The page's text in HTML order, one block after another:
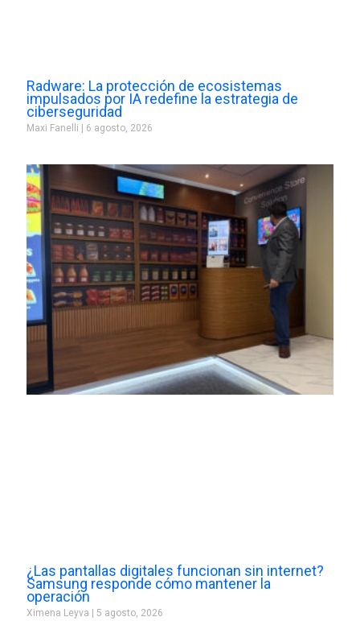
Radware: La protección de ecosistemas
impulsados por IA redefine la estrategia de
ciberseguridad
Maxi Fanelli 6 agosto, 2026
¿Las pantallas digitales funcionan sin internet?
Samsung responde cómo mantener la
operación
Ximena Leyva 5 agosto, 2026